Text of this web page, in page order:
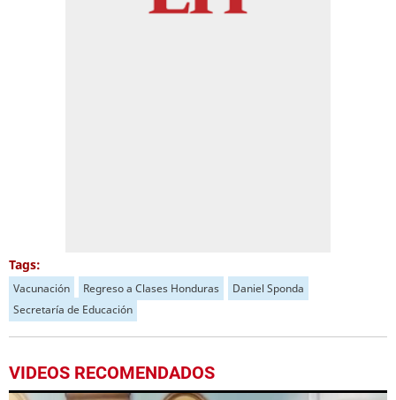
Tags:
Vacunación Regreso a Clases Honduras
Daniel Sponda
Secretaría de Educación
VIDEOS RECOMENDADOS